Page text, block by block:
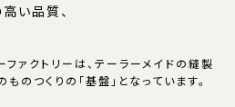
い品質、
ァクトリーは、テーラーメイドの縫製
のつくりの「基盤」となっています。